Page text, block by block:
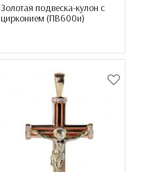
Золотая подвеска-кулон с
цирконием (ПВ600и)